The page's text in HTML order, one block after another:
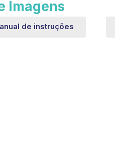
Imagens
de instruções